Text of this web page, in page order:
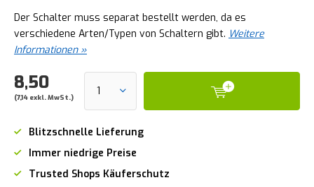
Der Schalter muss separat bestellt werden, da es
verschiedene Arten/Typen von Schaltern gibt. Weitere
Informationen »
8,50
(7,14 exkl. MwSt.)
Blitzschnelle Lieferung
Immer niedrige Preise
Trusted Shops Käuferschutz